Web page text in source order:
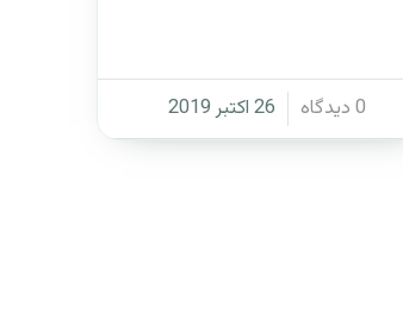
0 دیدگاه
/ 26 اکتبر 2019